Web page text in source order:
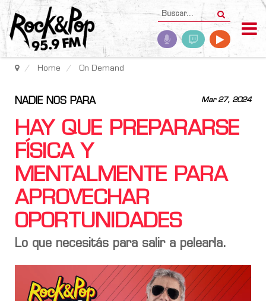
Home On Demand
Mar 27, 2024
NADIE NOS PARA
HAY QUE PREPARARSE
FÍSICA Y
MENTALMENTE PARA
APROVECHAR
OPORTUNIDADES
Lo que necesitás para salir a pelearla.